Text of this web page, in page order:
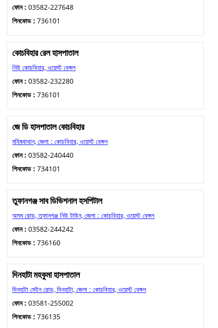
ফোন : 03582-227648
পিনকোড : 736101
কোচবিহার রেল হাসপাতাল
নিউ কোচবিহার, ওয়েস্ট বেঙ্গল
ফোন : 03582-232280
পিনকোড : 736101
জে ডি হাসপাতাল কোচবিহার
মহিষবাথান, জেলা : কোচবিহার, ওয়েস্ট বেঙ্গল
ফোন : 03582-240440
পিনকোড : 734101
তুফানগঞ্জ সাব ডিভিশনাল হসপিটাল
অসম রোড, তুফানগঞ্জ নিউ টাউন, জেলা : কোচবিহার, ওয়েস্ট বেঙ্গল
ফোন : 03582-244242
পিনকোড : 736160
দিনহাটা মহকুমা হাসপাতাল
দিনহাটা মেইন রোড, দিনহাটা, জেলা : কোচবিহার, ওয়েস্ট বেঙ্গল
ফোন : 03581-255002
পিনকোড : 736135